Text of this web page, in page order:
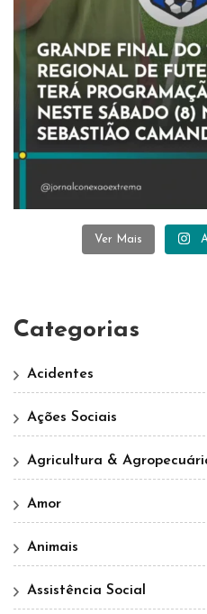
Ver Mais
Categorias
Acidentes
Ações Sociais
Agricultura &
Amor
Animais
Assistência Social